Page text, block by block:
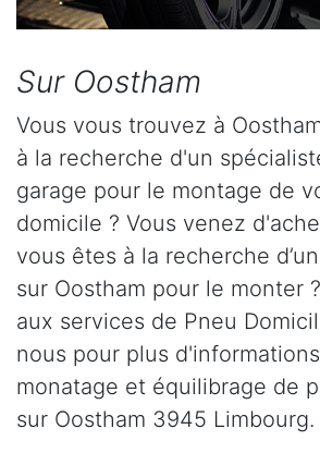
Sur Oostham
Vous vous trouvez à
à la recherche d'un
garage pour le montage de
domicile ? Vous venez
vous êtes à la recherche
sur Oostham pour le monter
aux services de Pneu
nous pour plus
monatage et équilibrage de
sur Oostham 3945 Limbourg.